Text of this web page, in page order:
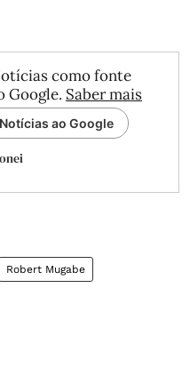
como fonte
Google. Saber mais
ao Google
Robert Mugabe